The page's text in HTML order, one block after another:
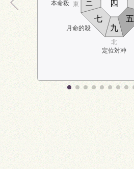
本命殺
月命的殺
定位対冲
北
東
九
ニ
四
五
七